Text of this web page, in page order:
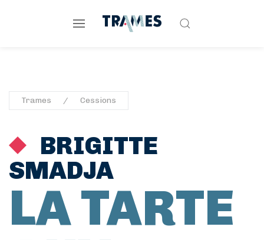
Trames Cessions
BRIGITTE
SMADJA
LA TARTE